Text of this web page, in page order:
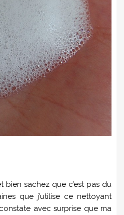
bien sachez que c’est pas du
que j’utilise ce nettoyant
avec surprise que ma